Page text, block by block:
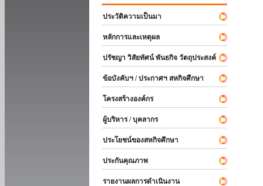
ประวัติความเป็นมา
หลักการและเหตุผล
ปรัชญา วิสัยทัศน์ พันธกิจ วัตถุประสงค์
ข้อบังคับฯ / ประกาศฯ สหกิจศึกษา
โครงสร้างองค์กร
ผู้บริหาร / บุคลากร
ประโยชน์ของสหกิจศึกษา
ประกันคุณภาพ
รายงานผลการดำเนินงาน